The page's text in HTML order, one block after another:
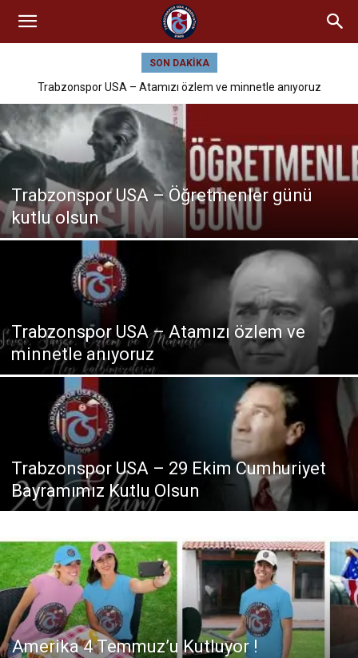
SON DAKIKA
Trabzonspor USA – Atamızı özlem ve minnetle anıyoruz
Trabzonspor USA – Öğretmenler günü
kutlu olsun
Trabzonspor USA – Atamızı özlem ve
minnetle anıyoruz
Trabzonspor USA – 29 Ekim Cumhuriyet
Bayramımız Kutlu Olsun
Amerika 4 Temmuz’u Kutluyor !